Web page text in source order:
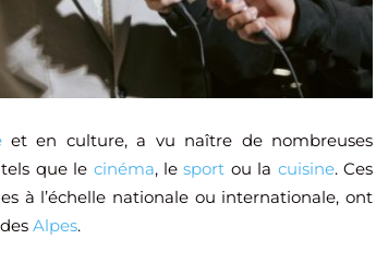
et en culture, a vu naître de nombreuses
que le cinéma, lesport ou la cuisine. Ces
à l’échelle nationale ou internationale, ont
Alpes.